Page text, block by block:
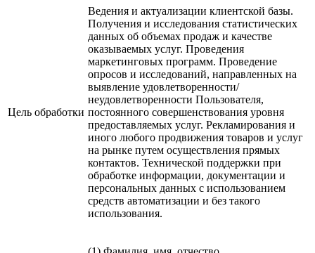
Цель обработки
Ведения и актуализации клиентской базы.
Получения и исследования статистических
данных об объемах продаж и качестве
оказываемых услуг. Проведения
маркетинговых программ. Проведение
опросов и исследований, направленных на
выявление удовлетворенности/
неудовлетворенности Пользователя,
постоянного совершенствования уровня
предоставляемых услуг. Рекламирования и
иного любого продвижения товаров и услуг
на рынке путем осуществления прямых
контактов. Технической поддержки при
обработке информации, документации и
персональных данных с использованием
средств автоматизации и без такого
использования.